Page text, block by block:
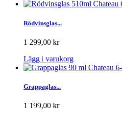
Rödvinsglas...
1 299,00 kr
Lägg i varukorg
Grappaglas...
1 199,00 kr